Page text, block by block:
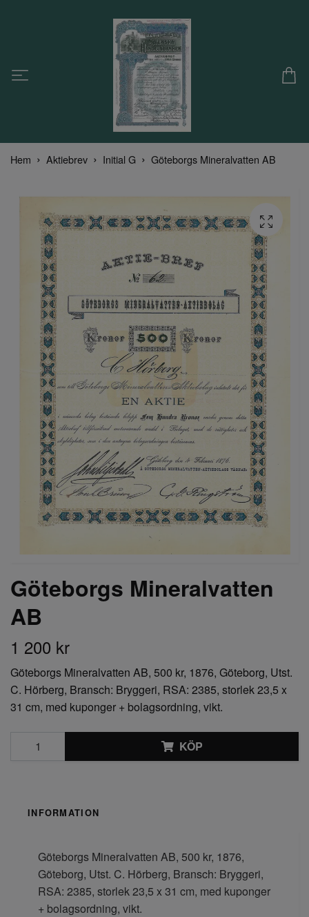
Hem Aktiebrev Initial G Göteborgs Mineralvatten AB
Göteborgs Mineralvatten
AB
1 200 kr
Göteborgs Mineralvatten AB, 500 kr, 1876, Göteborg, Utst.
C. Hörberg, Bransch: Bryggeri, RSA: 2385, storlek 23,5 x
31 cm, med kuponger + bolagsordning, vikt.
KÖP
INFORMATION
Göteborgs Mineralvatten AB, 500 kr, 1876,
Göteborg, Utst. C. Hörberg, Bransch: Bryggeri,
RSA: 2385, storlek 23,5 x 31 cm, med kuponger
+ bolagsordning, vikt.